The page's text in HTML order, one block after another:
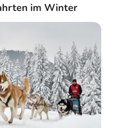
im Winter